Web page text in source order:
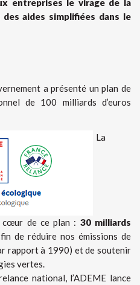
entreprises le virage de la
aides simplifiées dans le
a présenté un plan de
de 100 milliards d’euros
La
cœur de ce plan : 30 milliards
de réduire nos émissions de
rapport à 1990) et de soutenir
vertes.
national, l’ADEME lance